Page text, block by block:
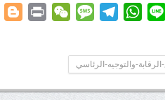
Email
Line
WhatsApp
Telegram
Message
WeChat
Print
والتوجيه-الرئاسي